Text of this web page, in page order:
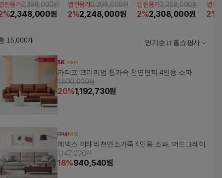
전용가2,398,000원
%2,348,000원
앱전용가2,298,000원
2%2,248,000원
죽 4인 소파
앱전용가2,358,000원
2%2,308,000원
죽 6
앱전
2%
15,000개 인기순 홈쇼핑사
카디프 프리미엄 통가죽 천연면피 4인용 소파
1,500,000원
20%1,192,730원
에넥스 이태리천연소가죽 4인용 소파, 머드그레이
1,147,000원
18%940,540원